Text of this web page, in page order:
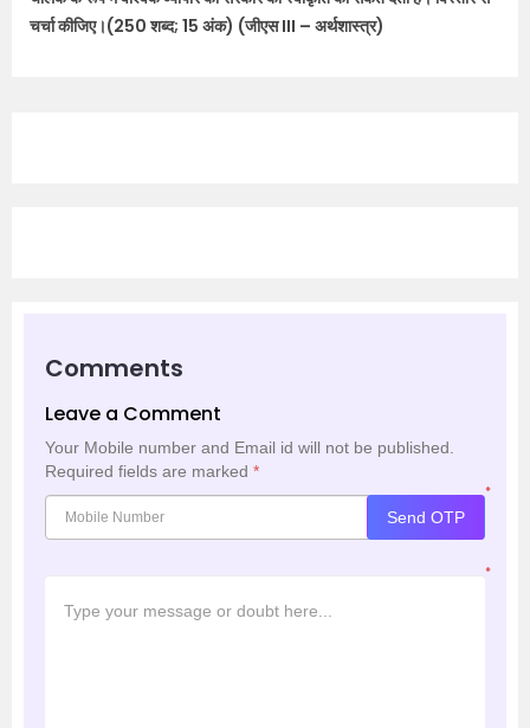
चर्चा कीजिए।(250 शब्द; 15 अंक) (जीएस III – अर्थशास्त्र)
Comments
Leave a Comment
Your Mobile number and Email id will not be published.
Required fields are marked *
*
Send OTP
*